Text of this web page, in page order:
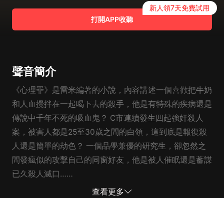
打開APP收聽
新人領7天免費試用
聲音簡介
《心理罪》是雷米編著的小說，內容講述一個喜歡把牛奶
和人血攪拌在一起喝下去的殺手，他是有特殊的疾病還是
傳說中千年不死的吸血鬼？ C市連續發生四起強奸殺人
案，被害人都是25至30歲之間的白領，這到底是報復殺
人還是簡單的劫色？ 一個品學兼優的研究生，卻忽然之
間發瘋似的攻擊自己的同窗好友，他是被人催眠還是蓄謀
已久殺人滅口……
查看更多